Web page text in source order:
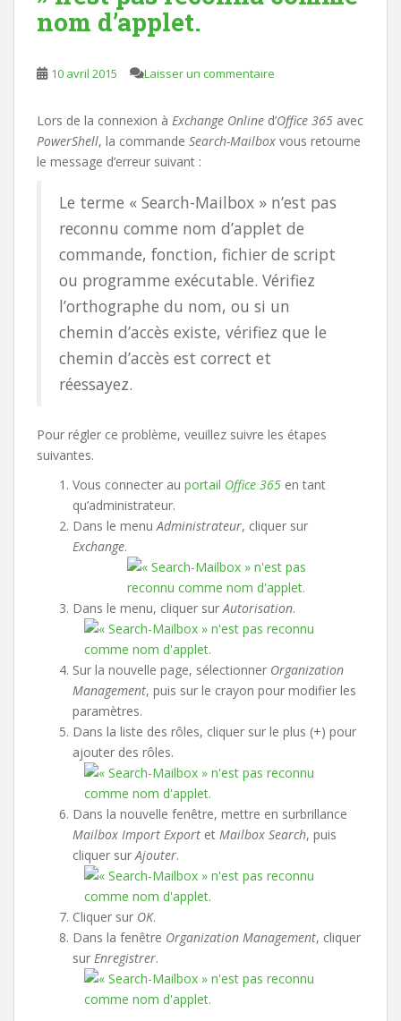
nom d’applet.
10 avril 2015 Laisser un commentaire
Lors de la connexion à Exchange Online d’Office 365 avec
PowerShell, la commande Search-Mailbox vous retourne
le message d’erreur suivant :
Le terme « Search-Mailbox » n’est pas
reconnu comme nom d’applet de
commande, fonction, fichier de script
ou programme exécutable. Vérifiez
l’orthographe du nom, ou si un
chemin d’accès existe, vérifiez que le
chemin d’accès est correct et
réessayez.
Pour régler ce problème, veuillez suivre les étapes
suivantes.
Vous connecter au portail Office 365 en tant
qu’administrateur.
Dans le menuAdministrateur, cliquer sur
Exchange.
Dans le menu, cliquer surAutorisation.
Sur la nouvelle page, sélectionner Organization
Management, puis sur le crayon pour modifier les
paramètres.
Dans la liste des rôles, cliquer sur le plus (+) pour
ajouter des rôles.
Dans la nouvelle fenêtre, mettre en surbrillance
Mailbox Import Export et Mailbox Search, puis
cliquer surAjouter.
Cliquer sur OK.
Dans la fenêtre Organization Management, cliquer
sur Enregistrer.